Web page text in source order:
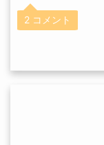
2 コメント